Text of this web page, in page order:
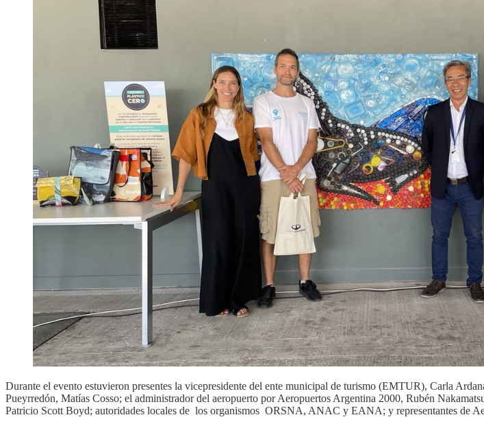
Durante el evento estuvieron presentes la vicepresidente del ente municipal de turismo (EMTUR), Carla
Pueyrredón, Matías Cosso; el administrador del aeropuerto por Aeropuertos Argentina 2000, Rubén
Patricio Scott Boyd; autoridades locales de los organismos ORSNA, ANAC y EANA; y representantes de